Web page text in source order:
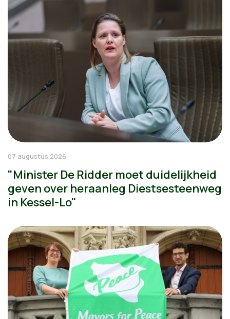
07 augustus 2026
"Minister De Ridder moet duidelijkheid
geven over heraanleg Diestsesteenweg
in Kessel-Lo"